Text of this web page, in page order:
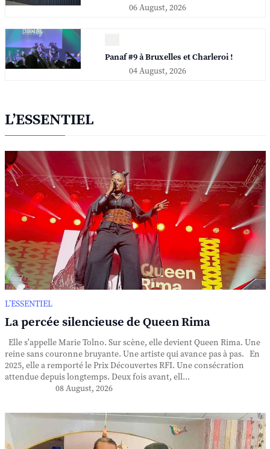
06 August, 2026
Panaf #9 à Bruxelles et Charleroi !
04 August, 2026
L’ESSENTIEL
L’ESSENTIEL
La percée silencieuse de Queen Rima
Elle s'appelle Marie Tolno. Sur scène, elle devient Queen Rima. Une
reine sans couronne bruyante. Une artiste qui avance pas à pas. En
2025, elle a remporté le Prix Découvertes RFI. Une consécration
attendue depuis longtemps. Deux fois avant, ell...
08 August, 2026